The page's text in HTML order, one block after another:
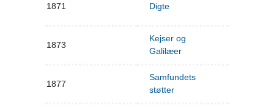
1871 Digte
1873
Kejser og
Galilæer
1877
Samfundets
støtter